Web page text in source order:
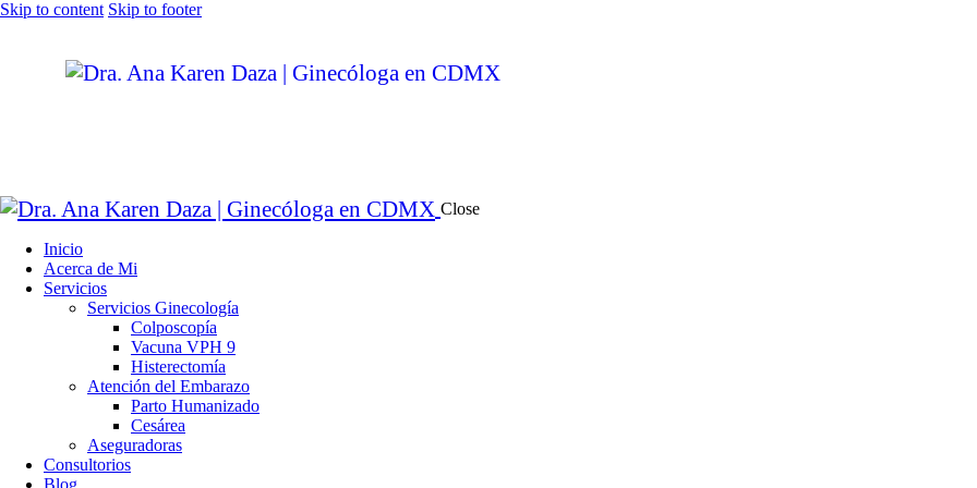
Skip to content Skip to footer
Close
Inicio
Acerca de Mi
Servicios
Servicios Ginecología
Colposcopía
Vacuna VPH 9
Histerectomía
Atención del Embarazo
Parto Humanizado
Cesárea
Aseguradoras
Consultorios